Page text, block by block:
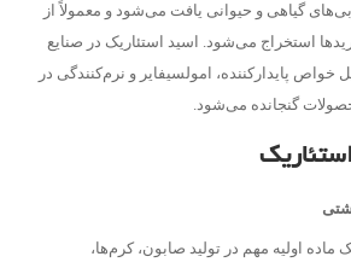
گیاهی و حیوانی یافت می‌شود و معمولاً از
استخراج می‌شود. اسید استئاریک در صنایع
خواص پایدارکننده، امولسیفایر و نرم‌کنندگی در
گنجانده می‌شود.
ماده اولیه مهم در تولید صابون، کرم‌ها،